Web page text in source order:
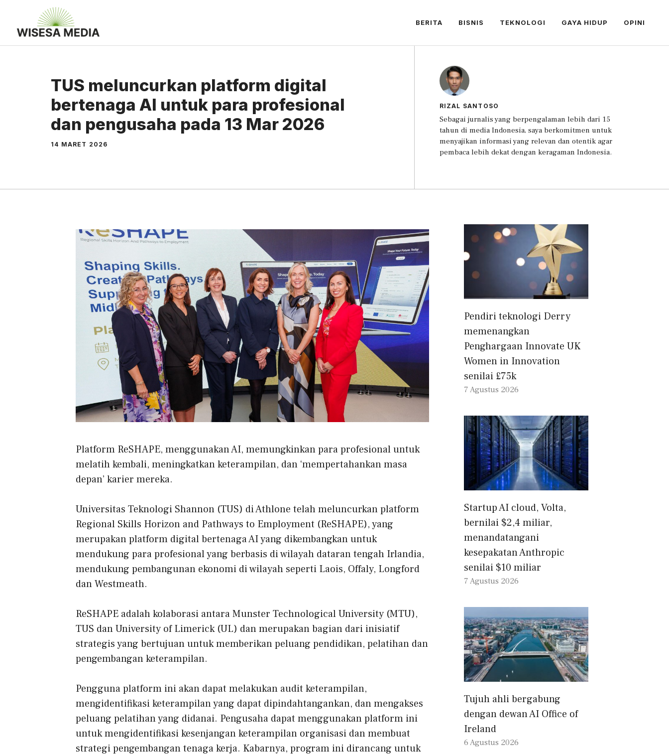
BERITA BISNIS TEKNOLOGI GAYA HIDUP OPINI
TUS meluncurkan platform digital
bertenaga AI untuk para profesional
dan pengusaha pada 13 Mar 2026
14 MARET 2026
RIZAL SANTOSO
Sebagai jurnalis yang berpengalaman lebih dari 15
tahun di media Indonesia, saya berkomitmen untuk
menyajikan informasi yang relevan dan otentik agar
pembaca lebih dekat dengan keragaman Indonesia.
Platform ReSHAPE, menggunakan AI, memungkinkan para profesional untuk
melatih kembali, meningkatkan keterampilan, dan ‘mempertahankan masa
depan’ karier mereka.
Universitas Teknologi Shannon (TUS) di Athlone telah meluncurkan platform
Regional Skills Horizon and Pathways to Employment (ReSHAPE), yang
merupakan platform digital bertenaga AI yang dikembangkan untuk
mendukung para profesional yang berbasis di wilayah dataran tengah Irlandia,
mendukung pembangunan ekonomi di wilayah seperti Laois, Offaly, Longford
dan Westmeath.
ReSHAPE adalah kolaborasi antara Munster Technological University (MTU),
TUS dan University of Limerick (UL) dan merupakan bagian dari inisiatif
strategis yang bertujuan untuk memberikan peluang pendidikan, pelatihan dan
pengembangan keterampilan.
Pengguna platform ini akan dapat melakukan audit keterampilan,
mengidentifikasi keterampilan yang dapat dipindahtangankan, dan mengakses
peluang pelatihan yang didanai. Pengusaha dapat menggunakan platform ini
untuk mengidentifikasi kesenjangan keterampilan organisasi dan membuat
strategi pengembangan tenaga kerja. Kabarnya, program ini dirancang untuk
Pendiri teknologi Derry
memenangkan
Penghargaan Innovate UK
Women in Innovation
senilai £75k
7 Agustus 2026
Startup AI cloud, Volta,
bernilai $2,4 miliar,
menandatangani
kesepakatan Anthropic
senilai $10 miliar
7 Agustus 2026
Tujuh ahli bergabung
dengan dewan AI Office of
Ireland
6 Agustus 2026